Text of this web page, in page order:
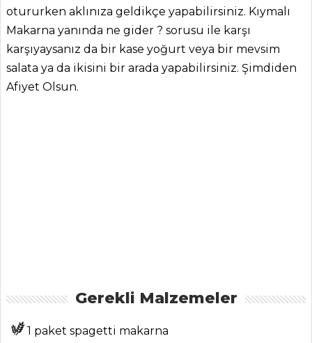
MENÜLER
otururken aklınıza geldikçe yapabilirsiniz. Kıymalı
Makarna yanında ne gider ? sorusu ile karşı
karşıyaysanız da bir kase yoğurt veya bir mevsim
salata ya da ikisini bir arada yapabilirsiniz. Şimdiden
Afiyet Olsun.
Gerekli Malzemeler
1 paket spagetti makarna